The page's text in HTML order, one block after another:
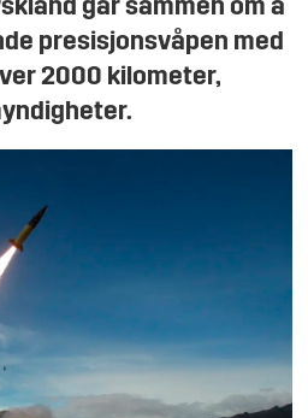
går sammen om å
presisjonsvåpen med
2000 kilometer,